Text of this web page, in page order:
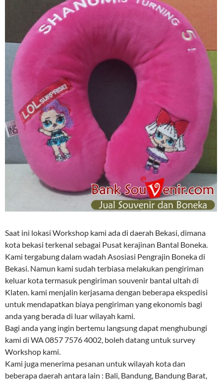
Saat ini lokasi Workshop kami ada di daerah Bekasi, dimana
kota bekasi terkenal sebagai Pusat kerajinan Bantal Boneka.
Kami tergabung dalam wadah Asosiasi Pengrajin Boneka di
Bekasi. Namun kami sudah terbiasa melakukan pengiriman
keluar kota termasuk pengiriman souvenir bantal ultah di
Klaten. kami menjalin kerjasama dengan beberapa ekspedisi
untuk mendapatkan biaya pengiriman yang ekonomis bagi
anda yang berada di luar wilayah kami.
Bagi anda yang ingin bertemu langsung dapat menghubungi
kami di WA 0857 7576 4002, boleh datang untuk survey
Workshop kami.
Kami juga menerima pesanan untuk wilayah kota dan
beberapa daerah antara lain : Bali, Bandung, Bandung Barat,